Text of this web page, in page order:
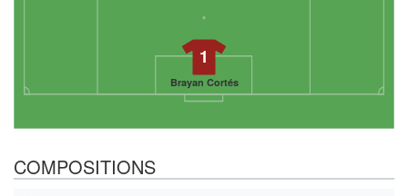
1
Brayan Cortés
COMPOSITIONS